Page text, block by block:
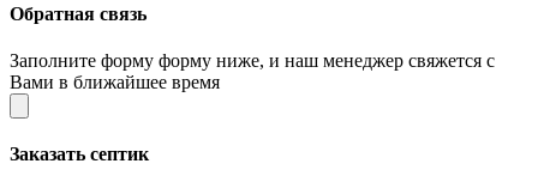
Обратная связь
Заполните форму форму ниже, и наш менеджер свяжется с
Вами в ближайшее время
Заказать септик